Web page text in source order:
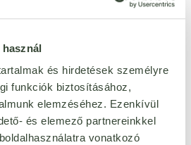
és hirdetések személyre
funkciók biztosításához,
elemzéséhez. Ezenkívül
és elemező partnereinkkel
vonatkozó
színezék: kalcium-karbonát, tiamin-
magnézium sói, kolin-bitartarát, d-
hidroklorid, niacinamid,
nátrium-karboxi-metil-cellulóz,
stabilizátor: hidroxi-
cinnokobalamin, biotin, sűrítőanyag: